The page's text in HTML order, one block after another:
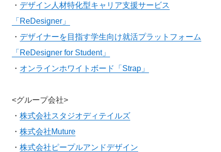
・ デザイン人材特化型キャリア支援サービス
「ReDesigner」
・ デザイナーを目指す学生向け就活プラットフォーム
「ReDesigner for Student」
・ オンラインホワイトボード「Strap」
<グループ会社>
・ 株式会社スタジオディテイルズ
・ 株式会社Muture
・ 株式会社ピープルアンドデザイン